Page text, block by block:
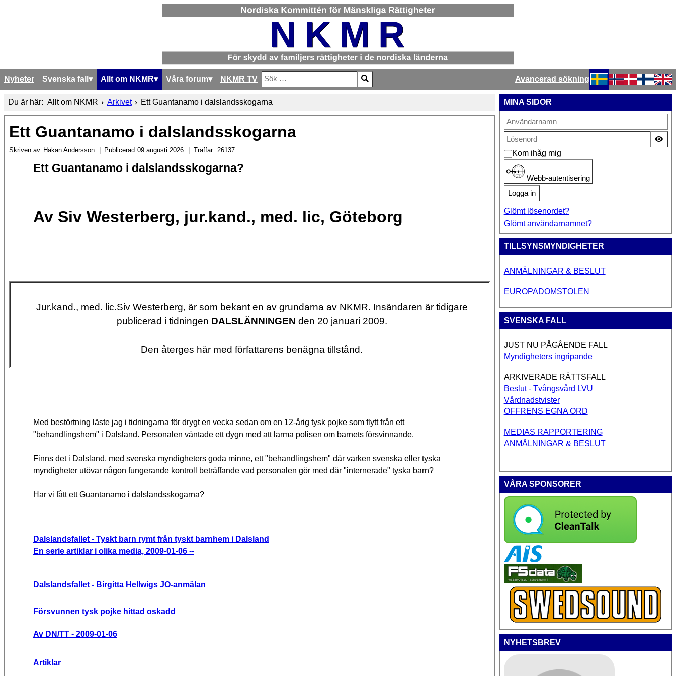
Nyheter Svenska fall Allt om NKMR Våra forum NKMR TV
Sök
Type 2 or more characters for results.
Avancerad sökning
Välj ditt språk
Du är här: Allt om NKMR Arkivet Ett Guantanamo i dalslandsskogarna
Ett Guantanamo i dalslandsskogarna
Skriven av Håkan Andersson Publicerad 09 augusti 2026 Träffar: 26137
Ett Guantanamo i dalslandsskogarna?
Av Siv Westerberg, jur.kand., med. lic, Göteborg
Jur.kand., med. lic.Siv Westerberg, är som bekant en av grundarna av NKMR. Insändaren är tidigare
publicerad i tidningen DALSLÄNNINGEN den 20 januari 2009.
Den återges här med författarens benägna tillstånd.
Med bestörtning läste jag i tid­ningarna för drygt en vecka sedan om en 12-årig tysk pojke som flytt från ett
"behandlings­hem" i Dalsland. Personalen väntade ett dygn med att larma polisen om barnets försvinnande.
Finns det i Dalsland, med svens­ka myndigheters goda minne, ett "behandlingshem" där varken svenska eller tyska
myndigheter utövar någon fungerande kon­troll beträffande vad personalen gör med där "internerade" tyska barn?
Har vi fått ett Guantanamo i dalslandsskogarna?
Dalslandsfallet - Tyskt barn rymt från tyskt barnhem i Dalsland
En serie artiklar i olika media, 2009-01-06 --
Dalslandsfallet - Birgitta Hellwigs JO-anmälan
Försvunnen tysk pojke hittad oskadd
Av DN/TT - 2009-01-06
Artiklar
MINA SIDOR
Kom ihåg mig
Webb-autentisering
Logga in
Glömt lösenordet?
Glömt användarnamnet?
TILLSYNSMYNDIGHETER
ANMÄLNINGAR & BESLUT
EUROPADOMSTOLEN
SVENSKA FALL
JUST NU PÅGÅENDE FALL
Myndigheters ingripande
ARKIVERADE RÄTTSFALL
Beslut - Tvångsvård LVU
Vårdnadstvister
OFFRENS EGNA ORD
MEDIAS RAPPORTERING
ANMÄLNINGAR & BESLUT
VÅRA SPONSORER
NYHETSBREV